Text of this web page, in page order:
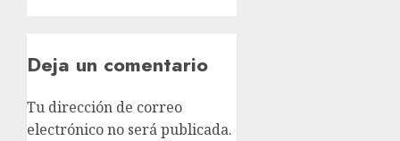
Deja un comentario
Tu dirección de correo
electrónico no será publicada.